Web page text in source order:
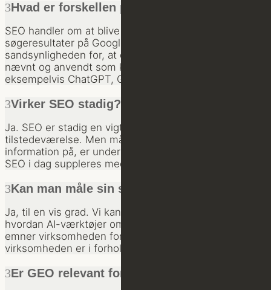
Hvad er forskellen på SEO og GEO?
SEO handler om at blive fundet i de klassiske
søgeresultater på Google. GEO handler om at øge
sandsynligheden for, at din virksomhed bliver
nævnt og anvendt som kilde i AI-baserede svar fra
eksempelvis ChatGPT, Gemini og Copilot.
Virker SEO stadig?
Ja. SEO er stadig en vigtig del af en stærk digital
tilstedeværelse. Men måden, vi søger efter
information på, er under forandring, og derfor bør
SEO i dag suppleres med fokus på AI-synlighed.
Kan man måle sin synlighed i AI?
Ja, til en vis grad. Vi kan blandt andet analysere,
hvordan AI-værktøjer omtaler virksomheden, hvilke
emner virksomheden forbindes med, og hvor synlig
virksomheden er i forhold til konkurrenterne.
Er GEO relevant for alle virksomheder?